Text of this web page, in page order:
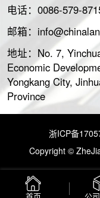
电话：0086-579-
邮箱：
地址：No. 7,
Economic
Yongkang City,
Province
浙ICP备
Copyright ©